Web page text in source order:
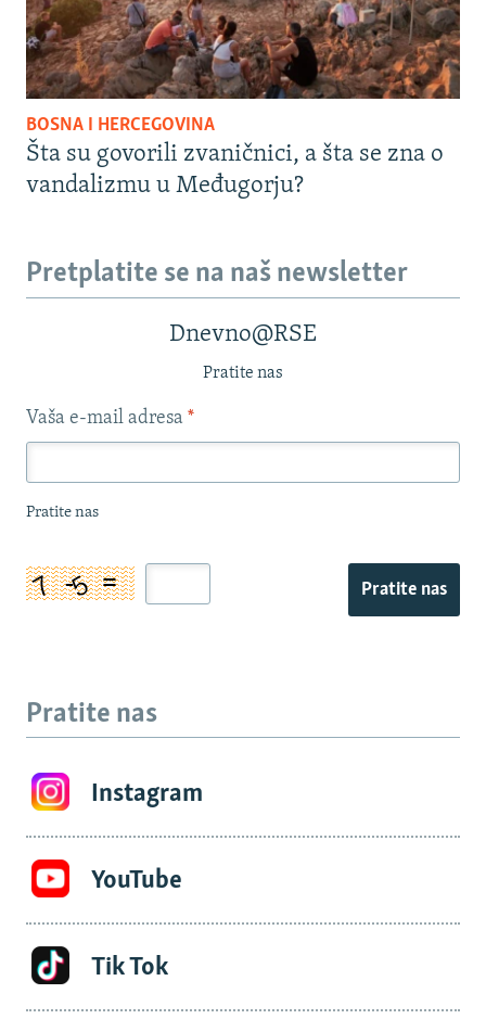
BOSNA I HERCEGOVINA
Šta su govorili zvaničnici, a šta se zna o
vandalizmu u Međugorju?
Pretplatite se na naš newsletter
Dnevno@RSE
Pratite nas
Vaša e-mail adresa *
Pratite nas
Pratite nas
Pratite nas
Instagram
YouTube
Tik Tok